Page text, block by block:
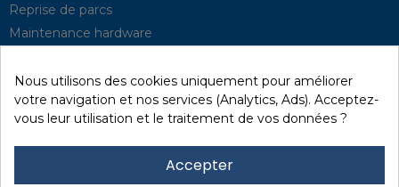
Reprise de parcs
Maintenance hardware
Solutions de P.R.A
Nous utilisons des cookies uniquement pour améliorer
votre navigation et nos services (Analytics, Ads). Acceptez-
vous leur utilisation et le traitement de vos données ?
Accepter